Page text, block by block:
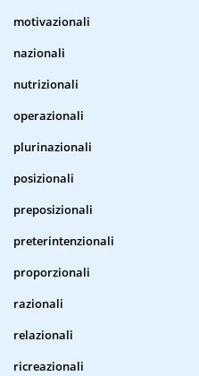
motivazionali
nazionali
nutrizionali
operazionali
plurinazionali
posizionali
preposizionali
preterintenzionali
proporzionali
razionali
relazionali
ricreazionali